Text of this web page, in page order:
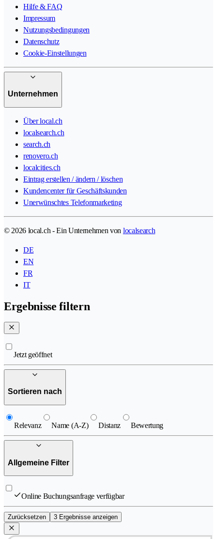
Hilfe & FAQ
Impressum
Nutzungsbedingungen
Datenschutz
Cookie-Einstellungen
Unternehmen
Über local.ch
localsearch.ch
search.ch
renovero.ch
localcities.ch
Eintrag erstellen / ändern / löschen
Kundencenter für Geschäftskunden
Unerwünschtes Telefonmarketing
© 2026 local.ch - Ein Unternehmen von localsearch
DE
EN
FR
IT
Ergebnisse filtern
Jetzt geöffnet
Sortieren nach
Relevanz Name (A-Z) Distanz Bewertung
Allgemeine Filter
Online Buchungsanfrage verfügbar
Zurücksetzen 3 Ergebnisse anzeigen